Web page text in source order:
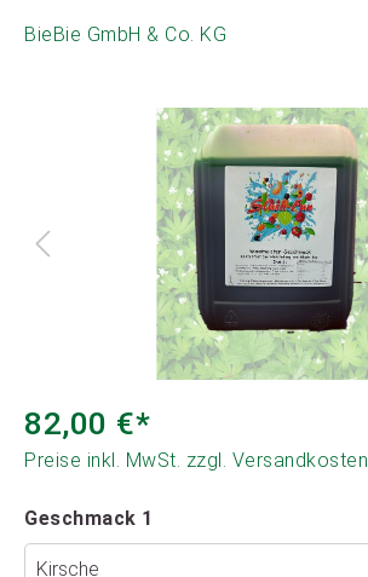
BieBie GmbH & Co. KG
82,00 €*
Preise inkl. MwSt. zzgl. Versandkosten
Geschmack 1